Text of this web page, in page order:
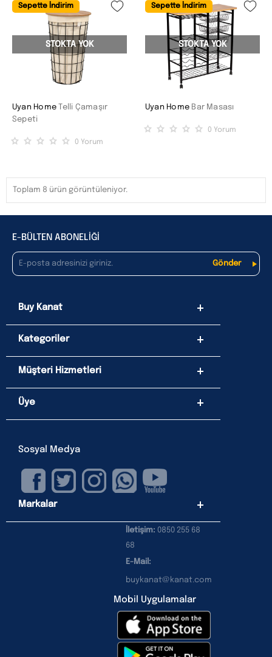
Sepette İndirim
STOKTA YOK
Uyan Home Telli Çamaşır
Sepeti
0 Yorum
Sepette İndirim
STOKTA YOK
Uyan Home Bar Masası
0 Yorum
Toplam 8 ürün görüntüleniyor.
E-BÜLTEN ABONELİĞİ
Buy Kanat
Kategoriler
Müşteri Hizmetleri
Üye
Sosyal Medya
Markalar
İletişim: 0850 255 68
68
E-Mail:
buykanat@kanat.com
Mobil Uygulamalar